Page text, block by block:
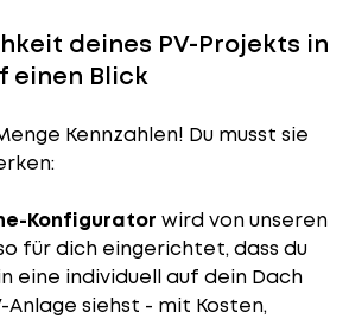
deines PV-Projekts in
einen Blick
Kennzahlen! Du musst sie
Konfigurator wird von unseren
für dich eingerichtet, dass du
eine individuell auf dein Dach
siehst - mit Kosten,